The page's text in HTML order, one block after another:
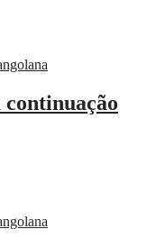
continuação